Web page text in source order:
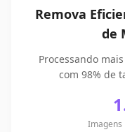
Remova
de
Processando
com 98% de
Imagens